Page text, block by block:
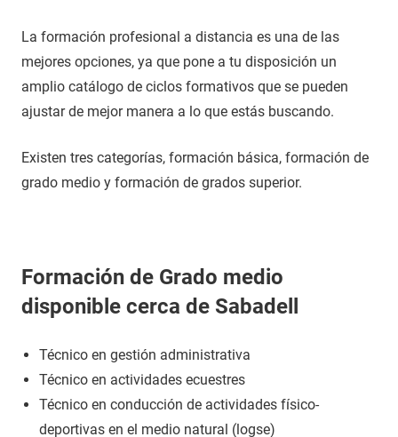
La formación profesional a distancia es una de las
mejores opciones, ya que pone a tu disposición un
amplio catálogo de ciclos formativos que se pueden
ajustar de mejor manera a lo que estás buscando.
Existen tres categorías, formación básica, formación de
grado medio y formación de grados superior.
Formación de Grado medio
disponible cerca de Sabadell
Técnico en gestión administrativa
Técnico en actividades ecuestres
Técnico en conducción de actividades físico-
deportivas en el medio natural (logse)